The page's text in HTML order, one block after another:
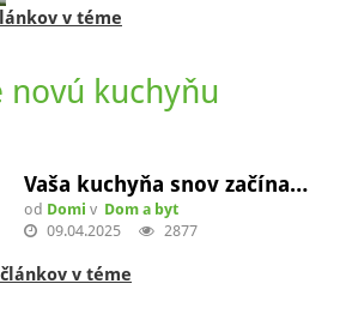
v téme
novú kuchyňu
Vaša kuchyňa snov začína…
od Domi v Dom a byt
09.04.2025
2877
v téme